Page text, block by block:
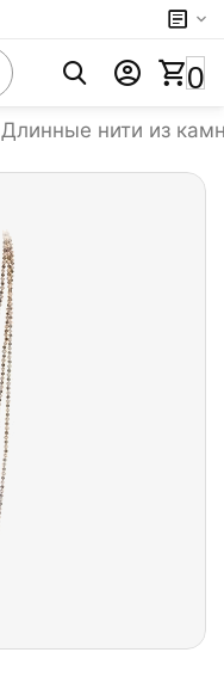
0
Длинные нити из